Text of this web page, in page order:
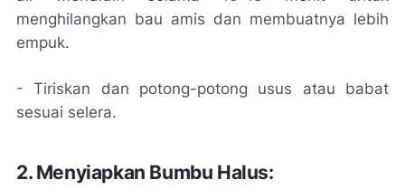
menghilangkan bau amis dan membuatnya lebih
empuk.
- Tiriskan dan potong-potong usus atau babat
sesuai selera.
2. Menyiapkan Bumbu Halus: